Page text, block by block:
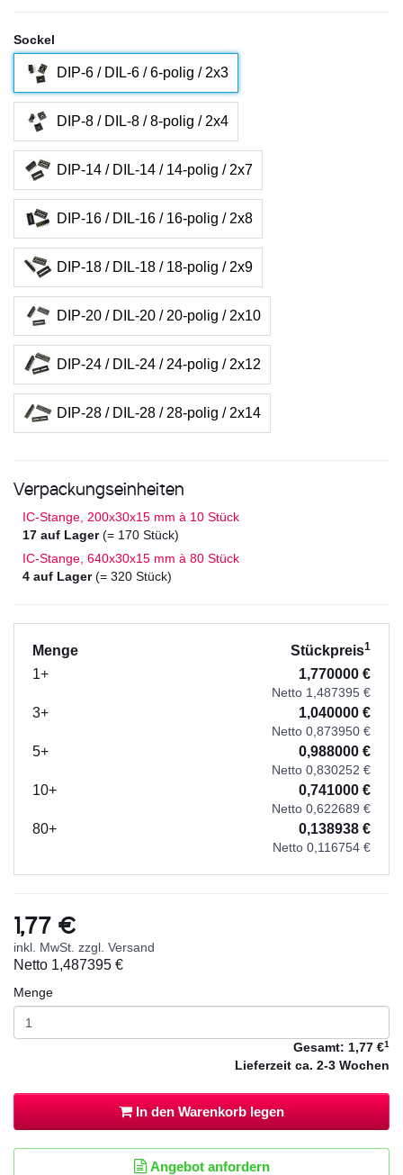
Sockel
DIP-6 / DIL-6 / 6-polig / 2x3
DIP-8 / DIL-8 / 8-polig / 2x4
DIP-14 / DIL-14 / 14-polig / 2x7
DIP-16 / DIL-16 / 16-polig / 2x8
DIP-18 / DIL-18 / 18-polig / 2x9
DIP-20 / DIL-20 / 20-polig / 2x10
DIP-24 / DIL-24 / 24-polig / 2x12
DIP-28 / DIL-28 / 28-polig / 2x14
Verpackungseinheiten
IC-Stange, 200x30x15 mm à 10 Stück
17 auf Lager(= 170 Stück)
IC-Stange, 640x30x15 mm à 80 Stück
4 auf Lager(= 320 Stück)
Menge Stückpreis1
1+ 1,770000 €
Netto 1,487395 €
3+ 1,040000 €
Netto 0,873950 €
5+ 0,988000 €
Netto 0,830252 €
10+ 0,741000 €
Netto 0,622689 €
80+ 0,138938 €
Netto 0,116754 €
1,77 €
inkl. MwSt. zzgl. Versand
Netto 1,487395 €
Menge
Gesamt: 1,77 €1
Lieferzeit ca. 2-3 Wochen
In den Warenkorb legen
Angebot anfordern